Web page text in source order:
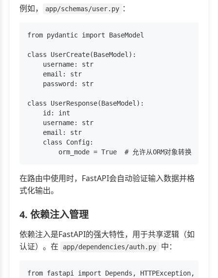
例如，
app/schemas/user.py ：
from pydantic import BaseModel
class UserCreate(BaseModel):
    username: str
    email: str
    password: str
class UserResponse(BaseModel):
    id: int
    username: str
    email: str
    class Config:
在路由中使用时，FastAPI会自动验证输入数据并格
式化输出。
4. 依赖注入管理
依赖注入是FastAPI的强大特性，用于共享逻辑（如
认证）。在
app/dependencies/auth.py 中：
from fastapi import Depends, HTTPException,